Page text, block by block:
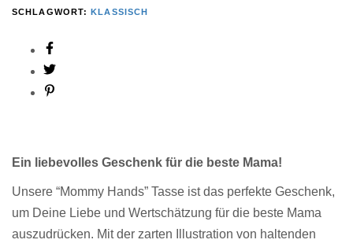
SCHLAGWORT: KLASSISCH
Ein liebevolles Geschenk für die beste Mama!
Unsere “Mommy Hands” Tasse ist das perfekte Geschenk,
um Deine Liebe und Wertschätzung für die beste Mama
auszudrücken. Mit der zarten Illustration von haltenden